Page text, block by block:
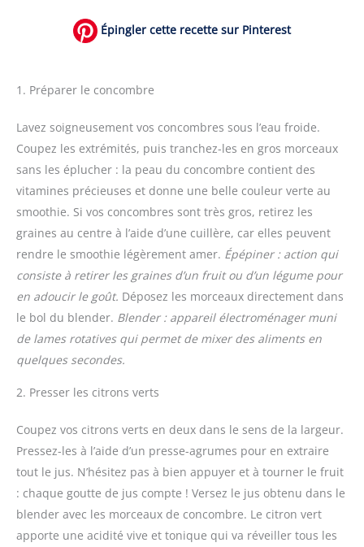
Épingler cette recette sur Pinterest
1. Préparer le concombre
Lavez soigneusement vos concombres sous l’eau froide.
Coupez les extrémités, puis tranchez-les en gros morceaux
sans les éplucher : la peau du concombre contient des
vitamines précieuses et donne une belle couleur verte au
smoothie. Si vos concombres sont très gros, retirez les
graines au centre à l’aide d’une cuillère, car elles peuvent
rendre le smoothie légèrement amer. Épépiner : action qui
consiste à retirer les graines d’un fruit ou d’un légume pour
en adoucir le goût. Déposez les morceaux directement dans
le bol du blender. Blender : appareil électroménager muni
de lames rotatives qui permet de mixer des aliments en
quelques secondes.
2. Presser les citrons verts
Coupez vos citrons verts en deux dans le sens de la largeur.
Pressez-les à l’aide d’un presse-agrumes pour en extraire
tout le jus. N’hésitez pas à bien appuyer et à tourner le fruit
: chaque goutte de jus compte ! Versez le jus obtenu dans le
blender avec les morceaux de concombre. Le citron vert
apporte une acidité vive et tonique qui va réveiller tous les